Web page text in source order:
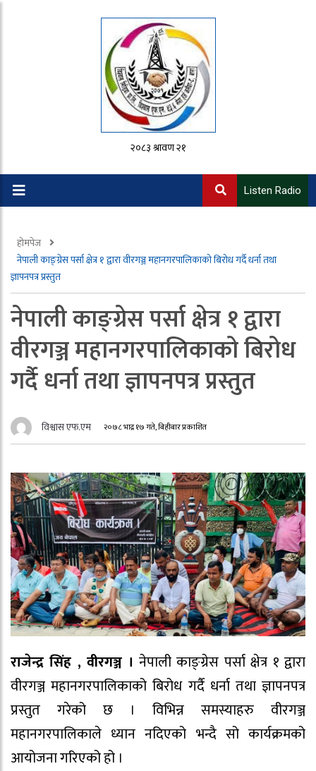
२०८३ श्रावण २१
Listen Radio
होमपेज
नेपाली काङ्ग्रेस पर्सा क्षेत्र १ द्वारा वीरगञ्ज महानगरपालिकाको बिरोध गर्दै धर्ना तथा
ज्ञापनपत्र प्रस्तुत
नेपाली काङ्ग्रेस पर्सा क्षेत्र १ द्वारा
वीरगञ्ज महानगरपालिकाको बिरोध
गर्दै धर्ना तथा ज्ञापनपत्र प्रस्तुत
विश्वास एफ.एम २०७८ भाद्र १७ गते, बिहीबार प्रकाशित
राजेन्द्र सिंह , वीरगञ्ज । नेपाली काङ्ग्रेस पर्सा क्षेत्र १ द्वारा
वीरगञ्ज महानगरपालिकाको बिरोध गर्दै धर्ना तथा ज्ञापनपत्र
प्रस्तुत गरेको छ । विभिन्न समस्याहरु वीरगञ्ज
महानगरपालिकाले ध्यान नदिएको भन्दै सो कार्यक्रमको
आयोजना गरिएको हो ।